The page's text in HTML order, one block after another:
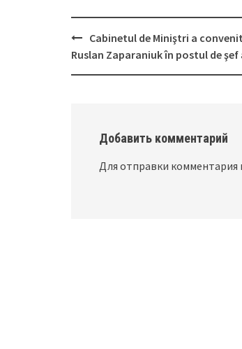
Post
navigation
Cabinetul de Miniştri a
Ruslan Zaparaniuk în postul de şef
Добавить комментарий
Для отправки комментария